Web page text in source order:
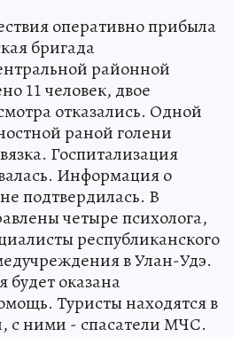
оперативно прибыла
бригада
районной
11 человек, двое
отказались. Одной
раной голени
Госпитализация
Информация о
подтвердилась. В
четыре психолога,
республиканского
в Улан-Удэ.
оказана
Туристы находятся в
с ними - спасатели МЧС.